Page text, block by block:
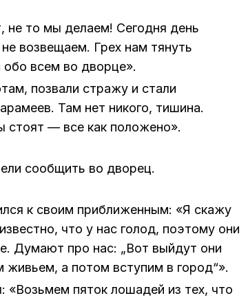
не то мы делаем! Сегодня день
возвещаем. Грех нам тянуть
всем во дворце».
позвали стражу и стали
Там нет никого, тишина.
— все как положено».
сообщить во дворец.
к своим приближенным: «Я скажу
что у нас голод, поэтому они
Думают про нас: „Вот выйдут они
живьем, а потом вступим в город“».
«Возьмем пяток лошадей из тех, что